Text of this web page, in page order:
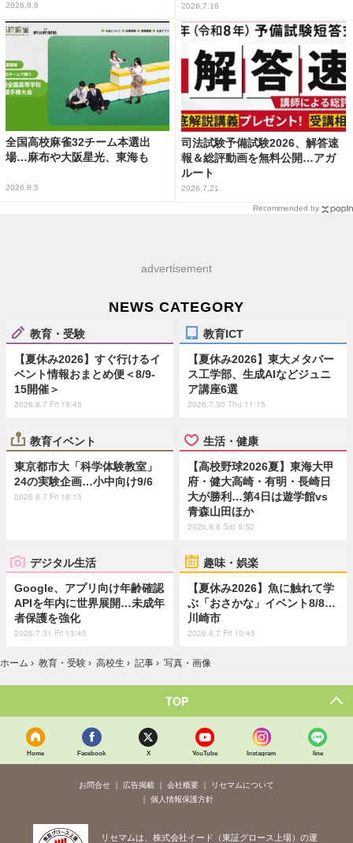
2026.8.6 2026.7.16
全国高校麻雀32チーム本選出
場…麻布や大阪星光、東海も
2026.8.5
司法試験予備試験2026、解答速
報＆総評動画を無料公開…アガ
ルート
2026.7.21
Recommended by
advertisement
NEWS CATEGORY
教育・受験
【夏休み2026】すぐ行けるイ
ベント情報おまとめ便＜8/9-
15開催＞
2026.8.7 Fri 19:45
教育ICT
【夏休み2026】東大メタバー
ス工学部、生成AIなどジュニ
ア講座6選
2026.7.30 Thu 11:15
教育イベント
東京都市大「科学体験教室」
24の実験企画…小中向け9/6
2026.8.7 Fri 18:15
生活・健康
【高校野球2026夏】東海大甲
府・健大高崎・有明・長崎日
大が勝利…第4日は遊学館vs
青森山田ほか
2026.8.8 Sat 9:52
デジタル生活
Google、アプリ向け年齢確認
APIを年内に世界展開…未成年
者保護を強化
2026.7.31 Fri 13:45
趣味・娯楽
【夏休み2026】魚に触れて学
ぶ「おさかな」イベント8/8…
川崎市
2026.8.7 Fri 10:45
ホーム › 教育・受験 › 高校生 › 記事 › 写真・画像
TOP
Home Facebook X YouTube Instagram line
お問合せ 広告掲載 会社概要
リセマムについて
個人情報保護方針
リセマムは、株式会社イード（東証グロース上場）の運